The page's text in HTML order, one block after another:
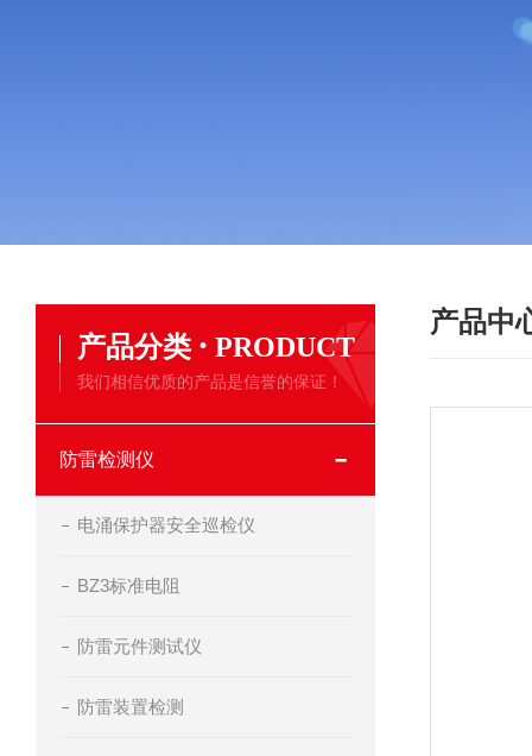
产品分类 · PRODUCT
我们相信优质的产品是信誉的保证！
防雷检测仪
电涌保护器安全巡检仪
BZ3标准电阻
防雷元件测试仪
防雷装置检测
产品中